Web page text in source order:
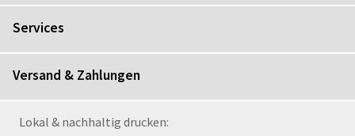
Services
Versand & Zahlungen
Lokal & nachhaltig drucken: